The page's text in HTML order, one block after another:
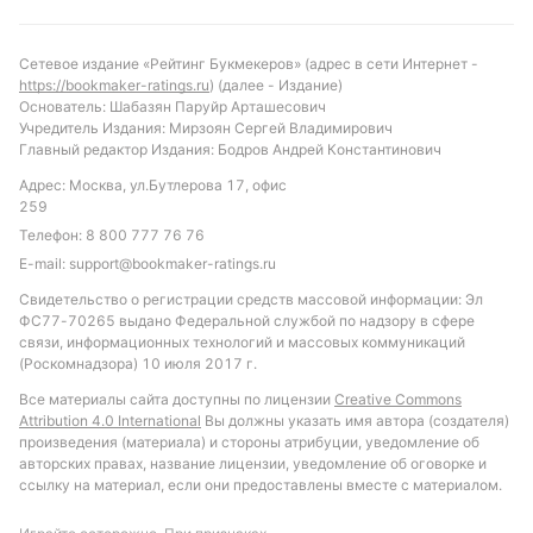
Учитывая текущую форму и статистику, матч
имеет все шансы пройти с забитыми голами с
обеих сторон. Более вероятен исход с
минимальным преимуществом Саут Мельбурн,
учитывая домашний фактор и более стабильные
результаты в последних играх. Рекомендуется
обратить внимание на ставку «обе команды
забьют», учитывая высокую вероятность обмена
голами, а также на тотал больше 1.5. Такой подход
позволит получить оптимальное соотношение
риска и потенциальной прибыли в этом поединке.
Обновлено:
Автор
Сетевое издание «Рейтинг Букмекеров» (адрес в сети Интернет -
https://bookmaker-ratings.ru) (далее - Издание)
Основатель: Шабазян Паруйр Арташесович
Учредитель Издания: Мирзоян Сергей Владимирович
Главный редактор Издания: Бодров Андрей Константинович
Адрес: Москва, ул.Бутлерова 17, офис
259
Телефон: 8 800 777 76 76
E-mail: support@bookmaker-ratings.ru
Свидетельство о регистрации средств массовой информации: Эл
ФС77-70265 выдано Федеральной службой по надзору в сфере
связи, информационных технологий и массовых коммуникаций
(Роскомнадзора) 10 июля 2017 г.
Все материалы сайта доступны по лицензии Creative Commons
Attribution 4.0 International Вы должны указать имя автора (создателя)
произведения (материала) и стороны атрибуции, уведомление об
авторских правах, название лицензии, уведомление об оговорке и
ссылку на материал, если они предоставлены вместе с материалом.